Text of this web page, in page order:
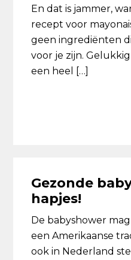
En dat is jammer,
recept voor
geen ingrediënten
voor je zijn.
een heel […]
Gezonde
hapjes!
De babyshower
een Amerikaanse
ook in Nederland